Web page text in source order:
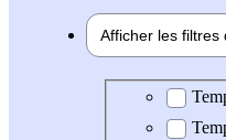
Afficher les filtres
Durée